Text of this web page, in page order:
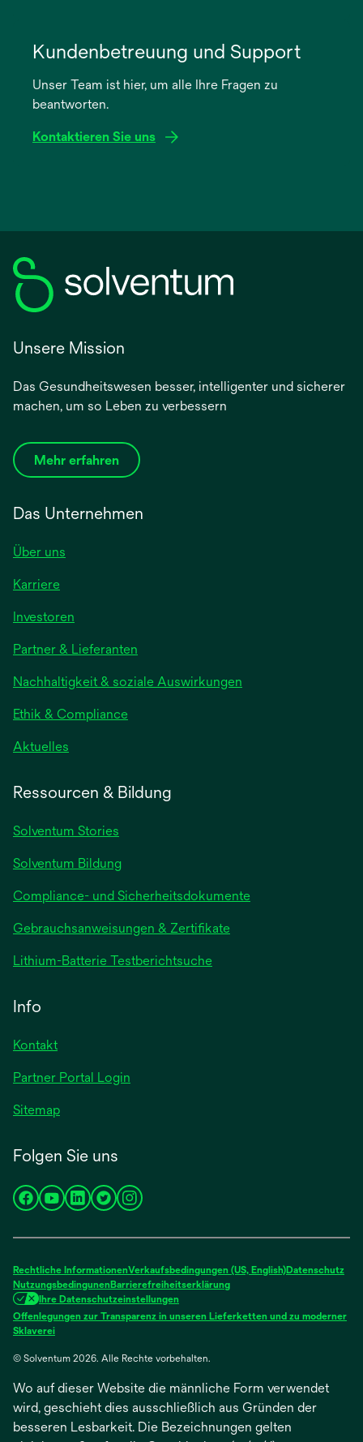
neuen
Registerkarte
Kundenbetreuung und Support
Unser Team ist hier, um alle Ihre Fragen zu
beantworten.
Kontaktieren Sie uns
Unsere Mission
Das Gesundheitswesen besser, intelligenter und sicherer
machen, um so Leben zu verbessern
Mehr erfahren
Das Unternehmen
Über uns
Karriere
Investoren
einer
neuen
geöffnet
Partner & Lieferanten
Nachhaltigkeit & soziale Auswirkungen
Ethik & Compliance
Aktuelles
Registerkarte
Ressourcen & Bildung
Solventum Stories
Solventum Bildung
Compliance- und Sicherheitsdokumente
Gebrauchsanweisungen & Zertifikatewird
Lithium-Batterie Testberichtsuchewird
Info
Kontakt
Partner Portal Login
Sitemap
Folgen Sie uns
wird
neuen
Registerkarte
geöffnet
wird
neuen
Registerkarte
geöffnet
wird
neuen
Registerkarte
geöffnet
wird
neuen
Registerkarte
geöffnet
wird
neuen
Registerkarte
geöffnet
Rechtliche InformationenVerkaufsbedingungen (US, English)Datenschutz
NutzungsbedingunenBarrierefreiheitserklärung
Ihre Datenschutzeinstellungen
Offenlegungen zur Transparenz in unseren Lieferketten und zu moderner
Sklavereiwird
einer
Registerkarte
geöffnet
© Solventum 2026. Alle Rechte vorbehalten.
Wo auf dieser Website die männliche Form verwendet
wird, geschieht dies ausschließlich aus Gründen der
besseren Lesbarkeit. Die Bezeichnungen gelten